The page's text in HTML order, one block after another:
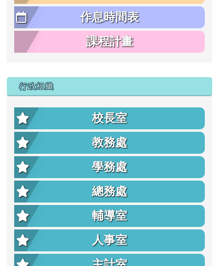
作息時間表
課程計畫
行政組織
校長室
教務處
學務處
總務處
輔導室
人事室